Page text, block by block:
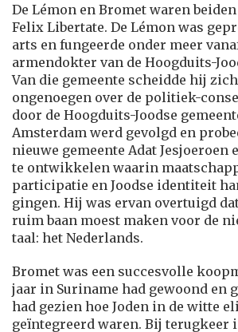
De Lémon en Bromet waren
Felix Libertate. De Lémon was
arts en fungeerde onder meer
armendokter van de Hoogduits-
Van die gemeente scheidde hij
ongenoegen over de politiek-
door de Hoogduits-Joodse
Amsterdam werd gevolgd en
nieuwe gemeente Adat Jesjoeroen
te ontwikkelen waarin
participatie en Joodse identiteit
gingen. Hij was ervan overtuigd
ruim baan moest maken voor de
taal: het Nederlands.
Bromet was een succesvolle
jaar in Suriname had gewoond en
had gezien hoe Joden in de witte
geïntegreerd waren. Bij terugkeer